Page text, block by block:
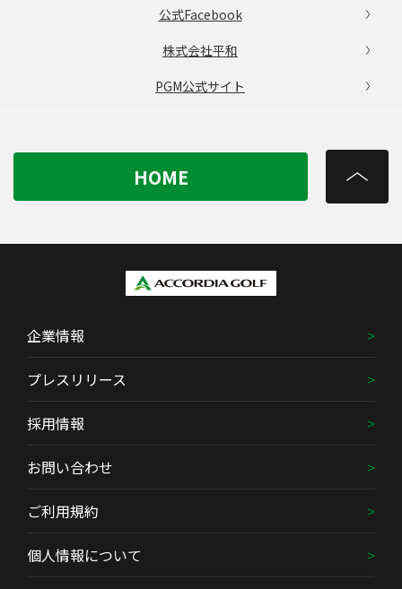
公式Facebook
株式会社平和
PGM公式サイト
HOME
企業情報
プレスリリース
採用情報
お問い合わせ
ご利用規約
個人情報について